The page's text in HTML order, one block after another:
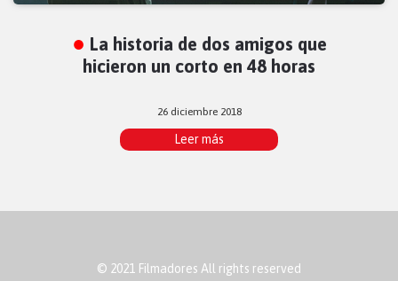
La historia de dos amigos que
hicieron un corto en 48 horas
26 diciembre 2018
Leer más
© 2021 Filmadores All rights reserved